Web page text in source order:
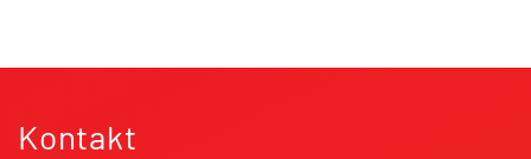
Kontakt